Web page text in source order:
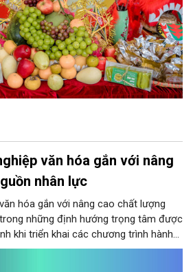
văn hóa gắn với nâng
nhân lực
hóa gắn với nâng cao chất lượng
những định hướng trọng tâm được
khi triển khai các chương trình hành
quyết của Bộ Chính trị về giáo dục -
Theo kết luận của đồng chí Nguyễn